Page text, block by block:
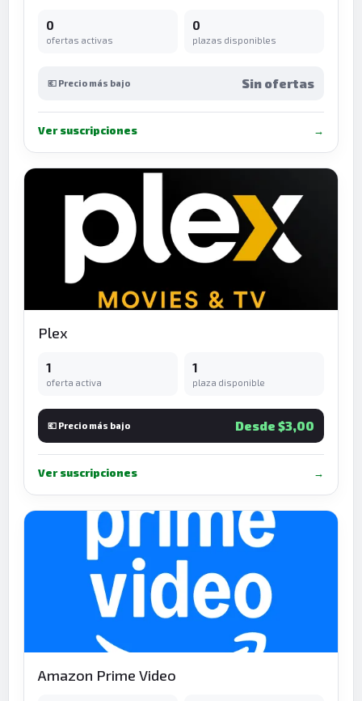
0
ofertas activas
0
plazas disponibles
💶 Precio más bajo Sin ofertas
Ver suscripciones →
Plex
1
oferta activa
1
plaza disponible
💶 Precio más bajo Desde $3,00
Ver suscripciones →
Amazon Prime Video